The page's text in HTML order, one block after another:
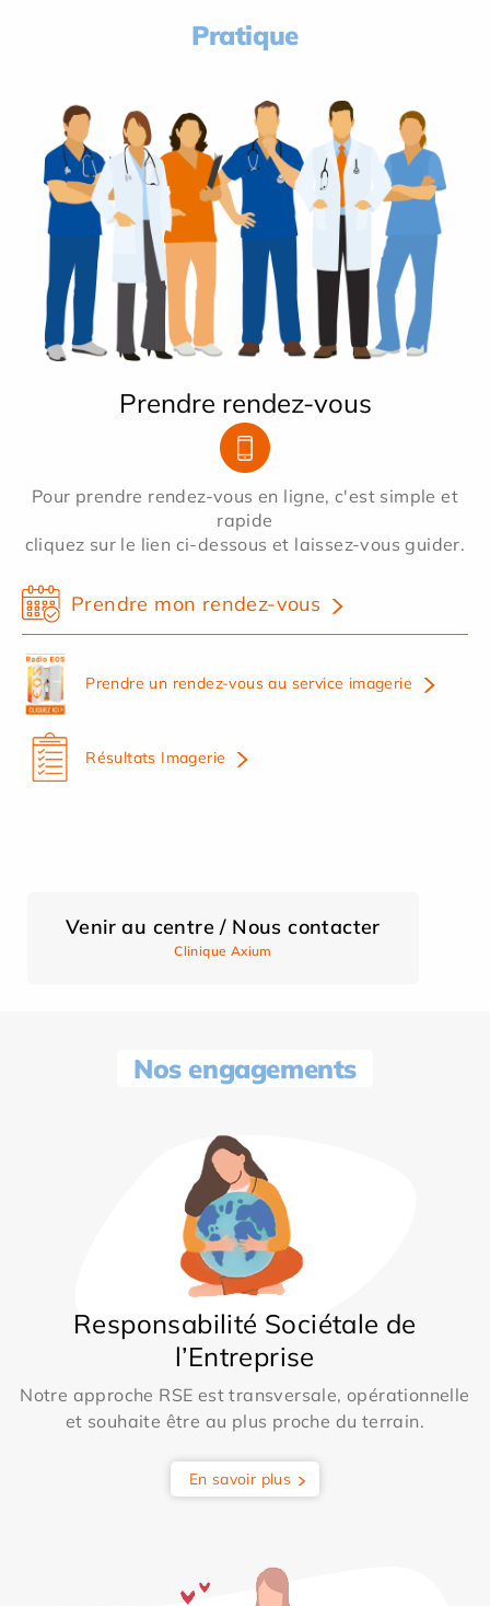
Pratique
Prendre rendez-vous
Pour prendre rendez-vous en ligne, c'est simple et
rapide
cliquez sur le lien ci-dessous et laissez-vous guider.
Prendre mon rendez-vous
Prendre un rendez-vous au service imagerie
Résultats Imagerie
Venir au centre / Nous contacter
Clinique Axium
Nos engagements
Responsabilité Sociétale de
l’Entreprise
Notre approche RSE est transversale, opérationnelle
et souhaite être au plus proche du terrain.
En savoir plus